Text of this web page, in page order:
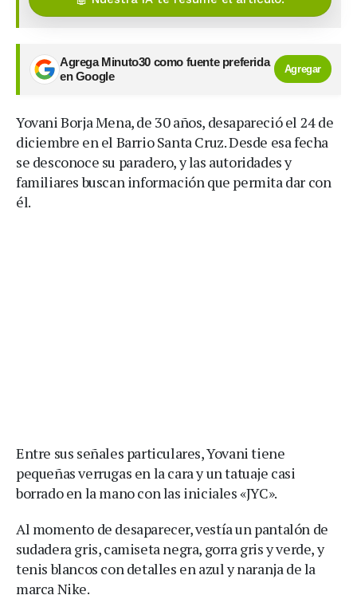
Agrega Minuto30 como fuente preferida
en Google
Agregar
Yovani Borja Mena, de 30 años, desapareció el 24 de
diciembre en el Barrio Santa Cruz. Desde esa fecha
se desconoce su paradero, y las autoridades y
familiares buscan información que permita dar con
él.
Entre sus señales particulares, Yovani tiene
pequeñas verrugas en la cara y un tatuaje casi
borrado en la mano con las iniciales «JYC».
Al momento de desaparecer, vestía un pantalón de
sudadera gris, camiseta negra, gorra gris y verde, y
tenis blancos con detalles en azul y naranja de la
marca Nike.